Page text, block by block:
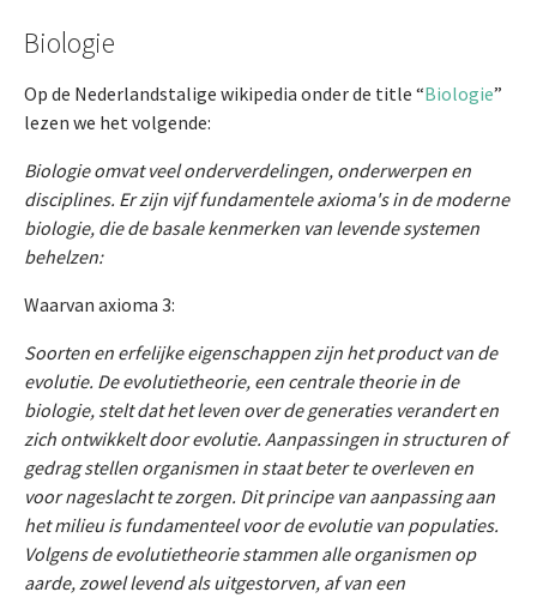
Biologie
Op de Nederlandstalige wikipedia onder de title “Biologie”
lezen we het volgende:
Biologie omvat veel onderverdelingen, onderwerpen en
disciplines. Er zijn vijf fundamentele axioma's in de moderne
biologie, die de basale kenmerken van levende systemen
behelzen:
Waarvan axioma 3:
Soorten en erfelijke eigenschappen zijn het product van de
evolutie. De evolutietheorie, een centrale theorie in de
biologie, stelt dat het leven over de generaties verandert en
zich ontwikkelt door evolutie. Aanpassingen in structuren of
gedrag stellen organismen in staat beter te overleven en
voor nageslacht te zorgen. Dit principe van aanpassing aan
het milieu is fundamenteel voor de evolutie van populaties.
Volgens de evolutietheorie stammen alle organismen op
aarde, zowel levend als uitgestorven, af van een